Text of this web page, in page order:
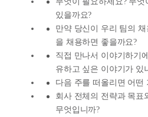
있을까요?
만약 당신이 우리 팀의
을 채용하면 좋을까요?
직접 만나서 이야기하기
유하고 싶은 이야기가 있
다음 주를 떠올리면 어떤
회사 전체의 전략과 목표
무엇입니까?